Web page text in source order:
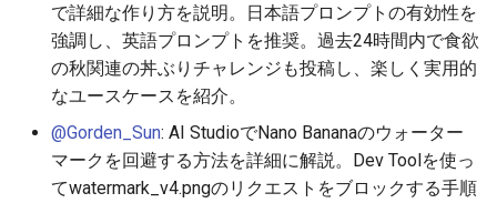
2026-06-06
2026-06-05
2026-06-04
2026-06-03
2025-11-21
2025-11-20
2025-11-19
2025-11-18
2026-06-06
2026-06-05
2026-06-04
2026-06-03
2025-11-21
2025-11-20
2025-11-19
2025-11-18
2026-06-03
2026-06-02
2026-06-01
2026-05-31
2026-06-03
2026-06-02
2026-05-31
2026-05-30
2025-11-21
2025-11-20
2025-11-19
2025-11-18
2026-06-06
2026-06-05
2026-06-04
2026-06-03
2026-05-31
2026-05-30
で詳細な作り方を説明。日本語プロンプトの有効性を
強調し、英語プロンプトを推奨。過去24時間内で食欲
の秋関連の丼ぶりチャレンジも投稿し、楽しく実用的
なユースケースを紹介。
@Gorden_Sun: AI StudioでNano Bananaのウォーター
マークを回避する方法を詳細に解説。Dev Toolを使っ
てwatermark_v4.pngのリクエストをブロックする手順